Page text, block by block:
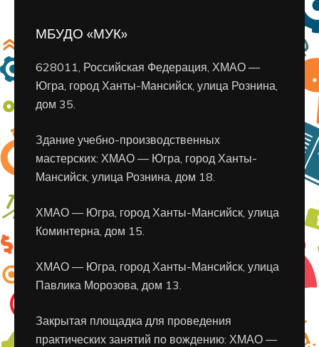
МБУДО «МУК»
628011, Российская Федерация, ХМАО —
Югра, город Ханты-Мансийск, улица Рознина,
дом 35.
Здание учебно-производственных
мастерских: ХМАО — Югра, город Ханты-
Мансийск, улица Рознина, дом 18.
ХМАО — Югра, город Ханты-Мансийск, улица
Коминтерна, дом 15.
ХМАО — Югра, город Ханты-Мансийск, улица
Павлика Морозова, дом 13.
Закрытая площадка для проведения
практических занятий по вождению: ХМАО —